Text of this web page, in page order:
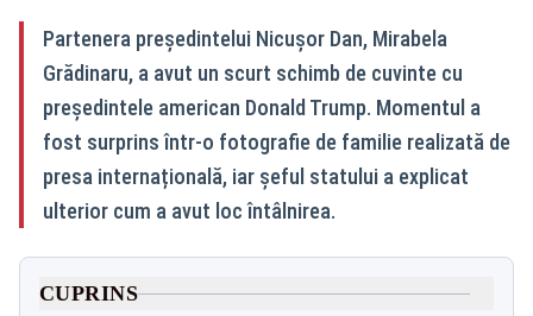
Partenera președintelui Nicușor Dan, Mirabela
Grădinaru, a avut un scurt schimb de cuvinte cu
președintele american Donald Trump. Momentul a
fost surprins într-o fotografie de familie realizată de
presa internațională, iar șeful statului a explicat
ulterior cum a avut loc întâlnirea.
CUPRINS